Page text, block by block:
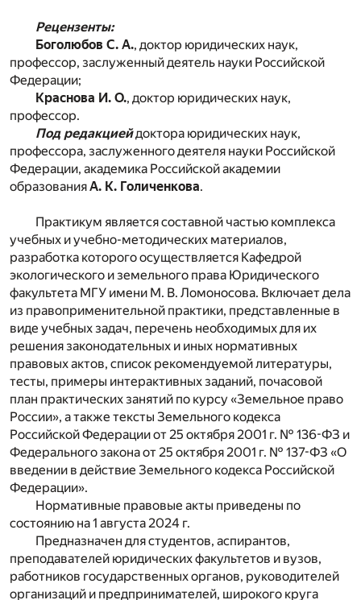
Рецензенты:
Боголюбов С. А., доктор юридических наук,
профессор, заслуженный деятель науки Российской
Федерации;
Краснова И. О., доктор юридических наук,
профессор.
Под редакциейдоктора юридических наук,
профессора, заслуженного деятеля науки Российской
Федерации, академика Российской академии
образованияА. К. Голиченкова.
Практикум является составной частью комплекса
учебных и учебно-методических материалов,
разработка которого осуществляется Кафедрой
экологического и земельного права Юридического
факультета МГУ имени М. В. Ломоносова. Включает дела
из правоприменительной практики, представленные в
виде учебных задач, перечень необходимых для их
решения законодательных и иных нормативных
правовых актов, список рекомендуемой литературы,
тесты, примеры интерактивных заданий, почасовой
план практических занятий по курсу «Земельное право
России», а также тексты Земельного кодекса
Российской Федерации от 25 октября 2001 г. № 136-ФЗ и
Федерального закона от 25 октября 2001 г. № 137-ФЗ «О
введении в действие Земельного кодекса Российской
Федерации».
Нормативные правовые акты приведены по
состоянию на 1 августа 2024 г.
Предназначен для студентов, аспирантов,
преподавателей юридических факультетов и вузов,
работников государственных органов, руководителей
организаций и предпринимателей, широкого круга